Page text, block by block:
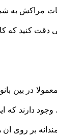
مراکش به
دقت کنید که
در بین
دارند که
بر